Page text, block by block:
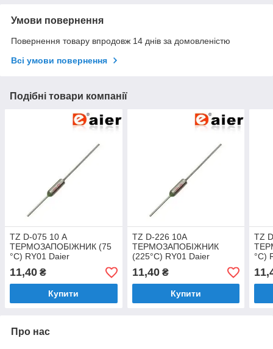
Умови повернення
Повернення товару впродовж 14 днів за домовленістю
Всі умови повернення
Подібні товари компанії
TZ D-075 10 А
ТЕРМОЗАПОБІЖНИК (75
°C) RY01 Daier
11,40 ₴
Купити
TZ D-226 10А
ТЕРМОЗАПОБІЖНИК
(225°C) RY01 Daier
11,40₴
Купити
TZ
°C)
Про нас